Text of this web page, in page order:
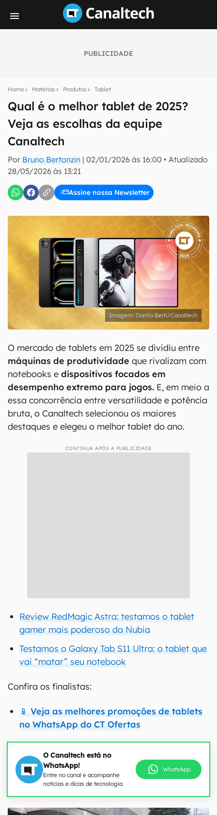
PUBLICIDADE
Home Matérias Produtos Tablet
Qual é o melhor tablet de 2025?
Veja as escolhas da equipe
Canaltech
Por Bruno Bertonzin | 02/01/2026 às 16:00 • Atualizado
28/05/2026 às 13:21
Assine nossa Newsletter
notícias e reviews sobre tecnologia em primeira
mão.
E-mail
inscreva-se
Confirmo que li, aceito e concordo com os Termos de
Uso e Política de Privacidade do Canaltech.
Danilo Berti/Canaltech
O mercado de tablets em 2025 se dividiu entre
máquinas de produtividade que rivalizam com
notebooks e dispositivos focados em
desempenho extremo para jogos. E, em meio a
essa concorrência entre versatilidade e potência
bruta, o Canaltech selecionou os maiores
destaques e elegeu o melhor tablet do ano.
CONTINUA APÓS A PUBLICIDADE
Review RedMagic Astra: testamos o tablet
gamer mais poderoso da Nubia
Testamos o Galaxy Tab S11 Ultra: o tablet que
vai “matar” seu notebook
Confira os finalistas:
📱 Veja as melhores promoções de tablets
no WhatsApp do CT Ofertas
O Canaltech está no
WhatsApp!
Entre no canal e acompanhe
notícias e dicas de tecnologia
WhatsApp